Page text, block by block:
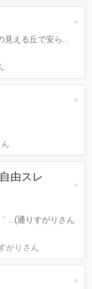
見える丘で安ら…
由スレ
…(通りすがりさん
がりさん